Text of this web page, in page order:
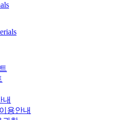
내
용안내